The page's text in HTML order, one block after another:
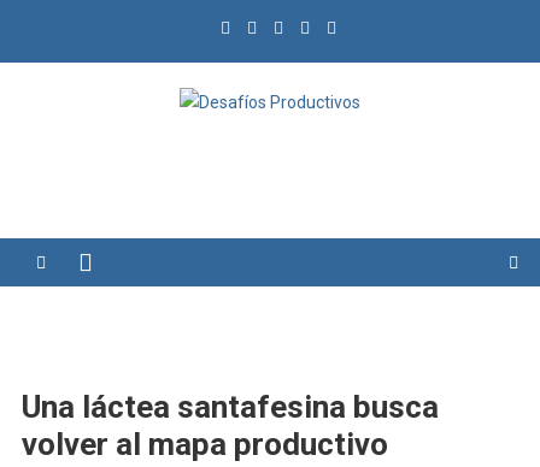
Una láctea santafesina busca
volver al mapa productivo